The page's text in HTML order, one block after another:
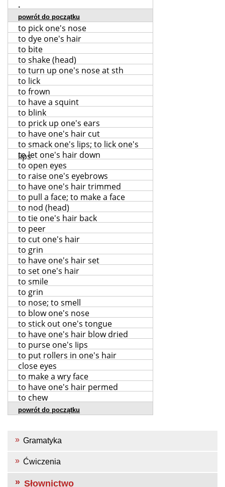
.
powrót do początku
to pick one's nose
to dye one's hair
to bite
to shake (head)
to turn up one's nose at sth
to lick
to frown
to have a squint
to blink
to prick up one's ears
to have one's hair cut
to smack one's lips; to lick one's
lips
to let one's hair down
to open eyes
to raise one's eyebrows
to have one's hair trimmed
to pull a face; to make a face
to nod (head)
to tie one's hair back
to peer
to cut one's hair
to grin
to have one's hair set
to set one's hair
to smile
to grin
to nose; to smell
to blow one's nose
to stick out one's tongue
to have one's hair blow dried
to purse one's Iips
to put rollers in one's hair
close eyes
to make a wry face
to have one's hair permed
to chew
powrót do początku
Gramatyka
Ćwiczenia
Słownictwo